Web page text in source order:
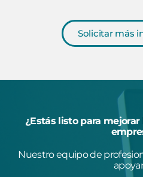
Solicitar más
¿Estás listo para
Nuestro equipo de